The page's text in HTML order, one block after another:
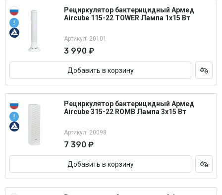
Рециркулятор бактерицидный Армед
Aircube 115-22 TOWER Лампа 1х15 Вт
Артикул: 20101
3 990 ₽
Добавить в корзину
Рециркулятор бактерицидный Армед
Aircube 315-22 ROMB Лампа 3х15 Вт
Артикул: 20098
7 390 ₽
Добавить в корзину